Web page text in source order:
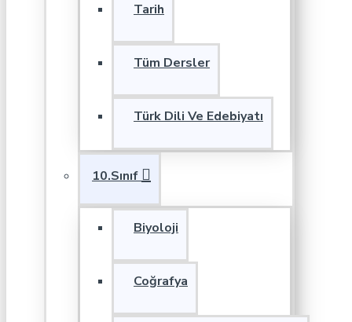
Tarih
Tüm Dersler
Türk Dili Ve Edebiyatı
10.Sınıf
Biyoloji
Coğrafya